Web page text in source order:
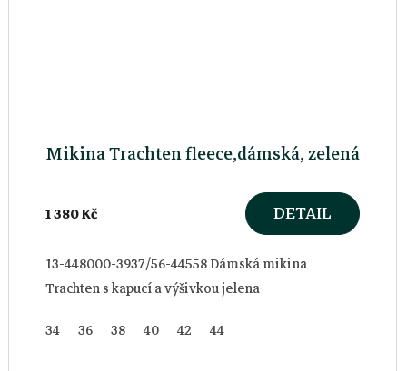
Mikina Trachten fleece,dámská, zelená
1 380 Kč DETAIL
13-448000-3937/56-44558 Dámská mikina
Trachten s kapucí a výšivkou jelena
34
36 38 40 42 44